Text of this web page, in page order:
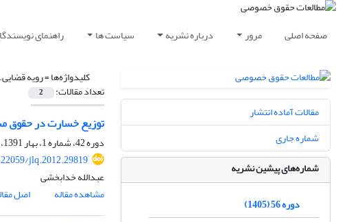
صفحه اصلی مرور درباره نشریه سیاست ها راهنمای
کلیدواژه‌ها =رویه قضایی.
تعداد مقالات: 2
توزیع خسارت در حقوق
دوره 42، شماره 1، بهار 1391، صفحه
jlq.2012.29819
عبدالله خدابخشی
مشاهده مقاله
اصل
مقالات آماده انتشار
شماره جاری
شماره‌های پیشین نشریه
دوره 56 (1405)